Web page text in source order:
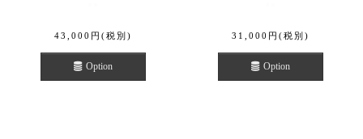
43,000 円 (税別)
Option
31,000 円 (税別)
Option